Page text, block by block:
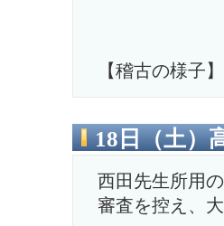
【稽古の様子】
18日（土）
西田先生所用
審査を控え、